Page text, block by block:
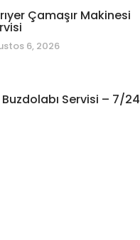
Çamaşır Makinesi
6, 2026
Servisi – 7/24